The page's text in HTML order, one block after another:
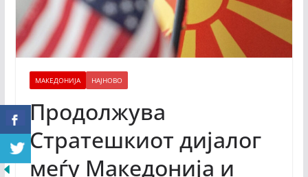
МАКЕДОНИЈА НАЈНОВО
Продолжува
Стратешкиот дијалог
меѓу Македонија и